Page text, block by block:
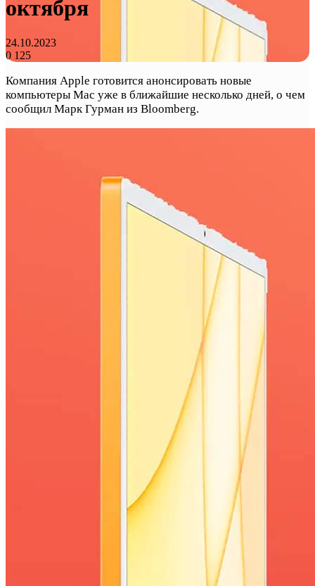
октября
24.10.2023
0 125
Компания Apple готовится анонсировать новые
компьютеры Mac уже в ближайшие несколько дней, о чем
сообщил Марк Гурман из Bloomberg.